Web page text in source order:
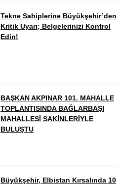
Tekne Sahiplerine Büyükşehir’den
Kritik Uyarı; Belgelerinizi Kontrol
Edin!
BAŞKAN AKPINAR 101. MAHALLE
TOPLANTISINDA BAĞLARBAŞI
MAHALLESİ SAKİNLERİYLE
BULUŞTU
Büyükşehir, Elbistan Kırsalında 10